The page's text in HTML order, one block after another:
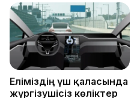
Еліміздің үш қаласында
жүргізушісіз көліктер